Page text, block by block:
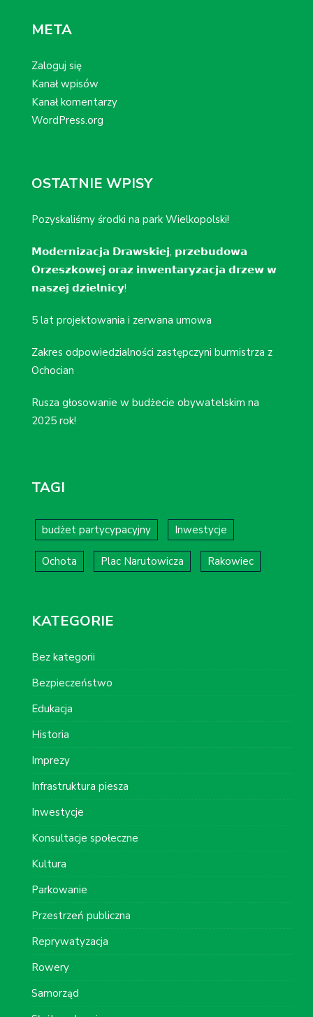
META
Zaloguj się
Kanał wpisów
Kanał komentarzy
WordPress.org
OSTATNIE WPISY
Pozyskaliśmy środki na park Wielkopolski!
𝗠𝗼𝗱𝗲𝗿𝗻𝗶𝘇𝗮𝗰𝗷𝗮 𝗗𝗿𝗮𝘄𝘀𝗸𝗶𝗲𝗷, 𝗽𝗿𝘇𝗲𝗯𝘂𝗱𝗼𝘄𝗮
𝗢𝗿𝘇𝗲𝘀𝘇𝗸𝗼𝘄𝗲𝗷 𝗼𝗿𝗮𝘇 𝗶𝗻𝘄𝗲𝗻𝘁𝗮𝗿𝘆𝘇𝗮𝗰𝗷𝗮 𝗱𝗿𝘇𝗲𝘄 𝘄
𝗻𝗮𝘀𝘇𝗲𝗷 𝗱𝘇𝗶𝗲𝗹𝗻𝗶𝗰𝘆!
5 lat projektowania i zerwana umowa
Zakres odpowiedzialności zastępczyni burmistrza z
Ochocian
Rusza głosowanie w budżecie obywatelskim na
2025 rok!
TAGI
budżet partycypacyjny Inwestycje
Ochota Plac Narutowicza Rakowiec
KATEGORIE
Bez kategorii
Bezpieczeństwo
Edukacja
Historia
Imprezy
Infrastruktura piesza
Inwestycje
Konsultacje społeczne
Kultura
Parkowanie
Przestrzeń publiczna
Reprywatyzacja
Rowery
Samorząd